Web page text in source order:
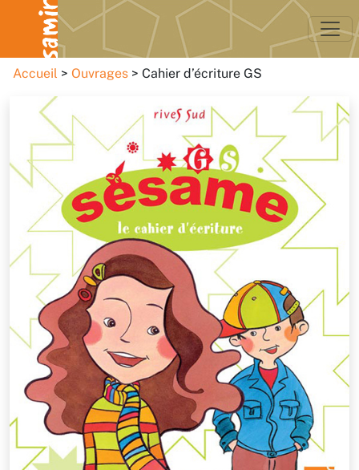
Accueil Ouvrages Cahier d’écriture GS